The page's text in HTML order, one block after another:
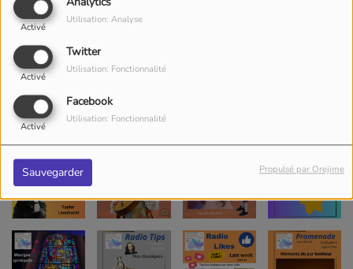
Activé
Utilisation: Analyse
Twitter
Activé
Utilisation: Fonctionnalité
Facebook
Activé
Utilisation: Fonctionnalité
Sauvegarder Propulsé par Orejime